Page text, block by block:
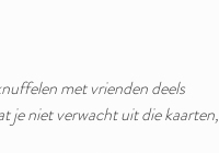
met vrienden deels
je niet verwacht uit die kaarten,